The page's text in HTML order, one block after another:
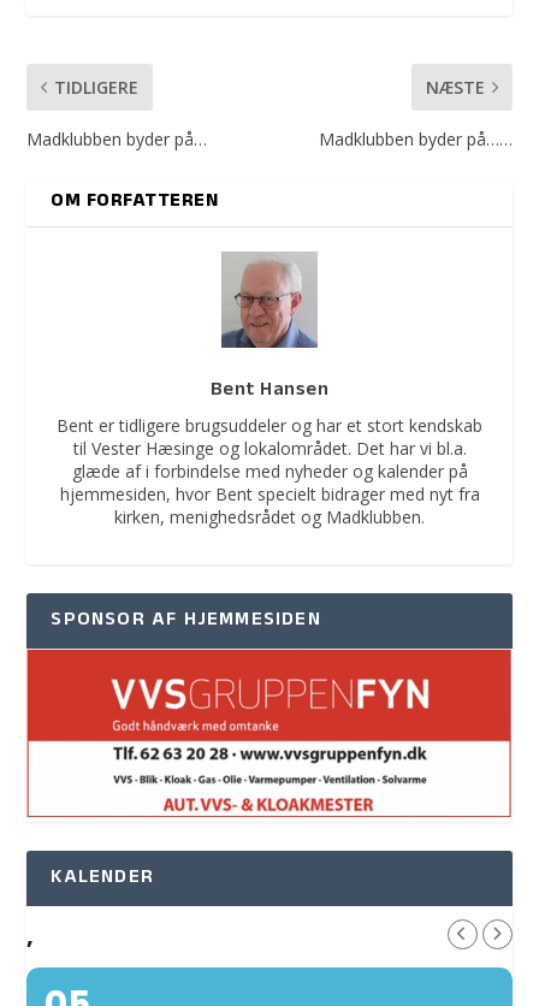
TIDLIGERE
Madklubben byder på…
NÆSTE
Madklubben byder på……
OM FORFATTEREN
Bent Hansen
Bent er tidligere brugsuddeler og har et stort kendskab
til Vester Hæsinge og lokalområdet. Det har vi bl.a.
glæde af i forbindelse med nyheder og kalender på
hjemmesiden, hvor Bent specielt bidrager med nyt fra
kirken, menighedsrådet og Madklubben.
SPONSOR AF HJEMMESIDEN
KALENDER
,